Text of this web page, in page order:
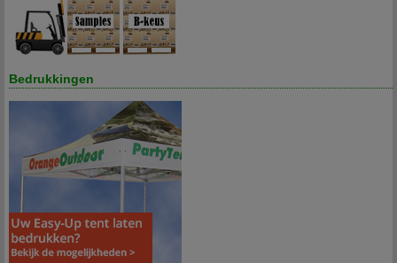
Bedrukkingen